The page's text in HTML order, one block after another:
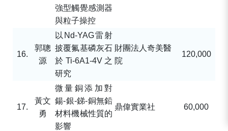
強型觸覺感測器
與粒子操控
16.
郭聰
源
以 Nd-YAG雷射
披覆氟基磷灰石
於 Ti-6A1-4V之
研究
財團法人奇美醫
院
120,000
17.
黃文
勇
微量銅添加對
鍚-銀-銻-銅無鉛
材料機械性質的
影響
鼎偉實業社 60,000